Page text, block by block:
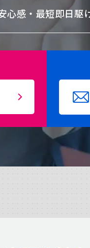
心感・ 最短即日駆